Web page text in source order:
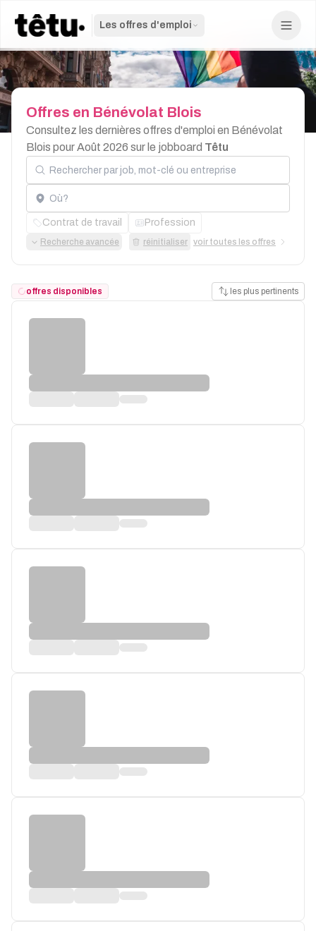
Les offres d'emploi
Offres en Bénévolat Blois
Consultez les dernières offres d'emploi en Bénévolat
Blois pour Août 2026 sur le jobboard Têtu
Rechercher par job, mot-clé ou entreprise
Localisation
Contrat de travail Profession
Recherche avancée réinitialiser voir toutes les offres
offres disponibles les plus pertinents